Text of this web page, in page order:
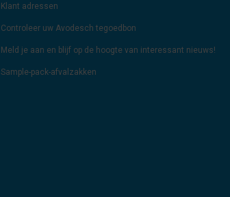
Klant adressen
Controleer uw Avodesch tegoedbon
Meld je aan en blijf op de hoogte van interessant nieuws!
Sample-pack-afvalzakken